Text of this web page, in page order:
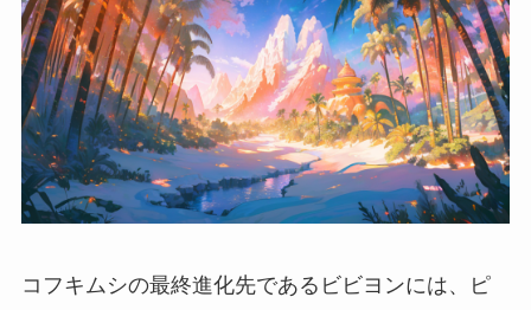
コフキムシの最終進化先であるビビヨンには、ピ